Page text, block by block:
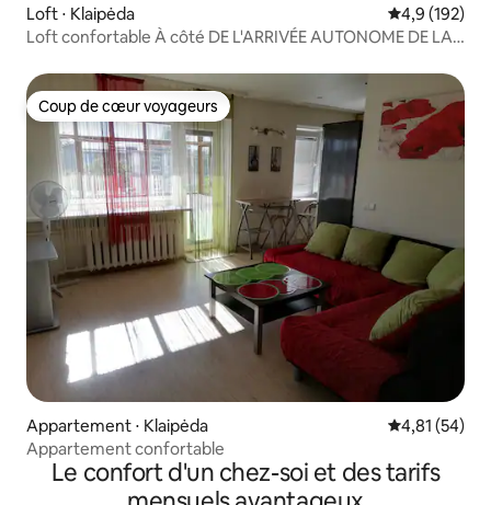
Loft ⋅ Klaipėda Évaluation
4,9 (192)
Loft confortable À côté DE L'ARRIVÉE AUTONOME DE LA
Coup de cœur voyageurs
Coup de cœur voyageurs
Appartement ⋅ Klaipėda Évaluation
4,81 (54)
Appartement confortable
Le confort d'un chez-soi et des tarifs